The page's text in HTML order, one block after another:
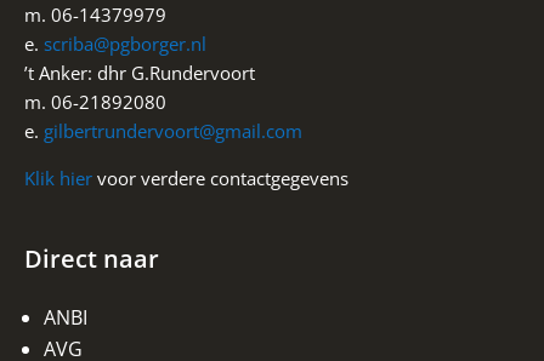
m. 06-14379979
e. scriba@pgborger.nl
’t Anker: dhr G.Rundervoort
m. 06-21892080
e. gilbertrundervoort@gmail.com
Klik hier voor verdere contactgegevens
Direct naar
ANBI
AVG